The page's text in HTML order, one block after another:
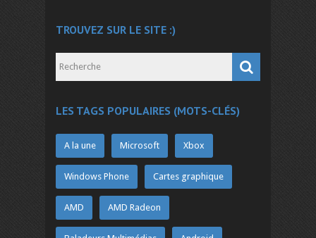
TROUVEZ SUR LE SITE :)
LES TAGS POPULAIRES (MOTS-CLÉS)
A la une Microsoft Xbox
Windows Phone Cartes graphique
AMD AMD Radeon